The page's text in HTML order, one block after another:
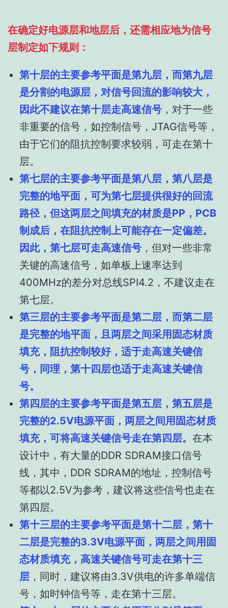
在确定好电源层和地层后，还需相应地为信号
层制定如下规则：
第十层的主要参考平面是第九层，而第九层
是分割的电源层，对信号回流的影响较大，
因此不建议在第十层走高速信号 ，对于一些
非重要的信号，如控制信号，JTAG信号等，
由于它们的阻抗控制要求较弱，可走在第十
层。
第七层的主要参考平面是第八层，第八层是
完整的地平面，可为第七层提供很好的回流
路径，但这两层之间填充的材质是PP，PCB
制成后，在阻抗控制上可能存在一定偏差。
因此，第七层可走高速信号 ，但对一些非常
关键的高速信号，如单板上速率达到
400MHz的差分对总线SPI4.2，不建议走在
第七层。
第三层的主要参考平面是第二层，而第二层
是完整的地平面，且两层之间采用固态材质
填充，阻抗控制较好，适于走高速关键信
号，同理，第十四层也适于走高速关键信
号。
第四层的主要参考平面是第五层，第五层是
完整的2.5V电源平面，两层之间用固态材质
填充，可将高速关键信号走在第四层。 在本
设计中，有大量的DDR SDRAM接口信号
线，其中，DDR SDRAM的地址，控制信号
等都以2.5V为参考，建议将这些信号也走在
第四层。
第十三层的主要参考平面是第十二层，第十
二层是完整的3.3V电源平面，两层之间用固
态材质填充，高速关键信号可走在第十三
层 ，同时，建议将由3.3V供电的许多单端信
号，如时钟信号等，走在第十三层。